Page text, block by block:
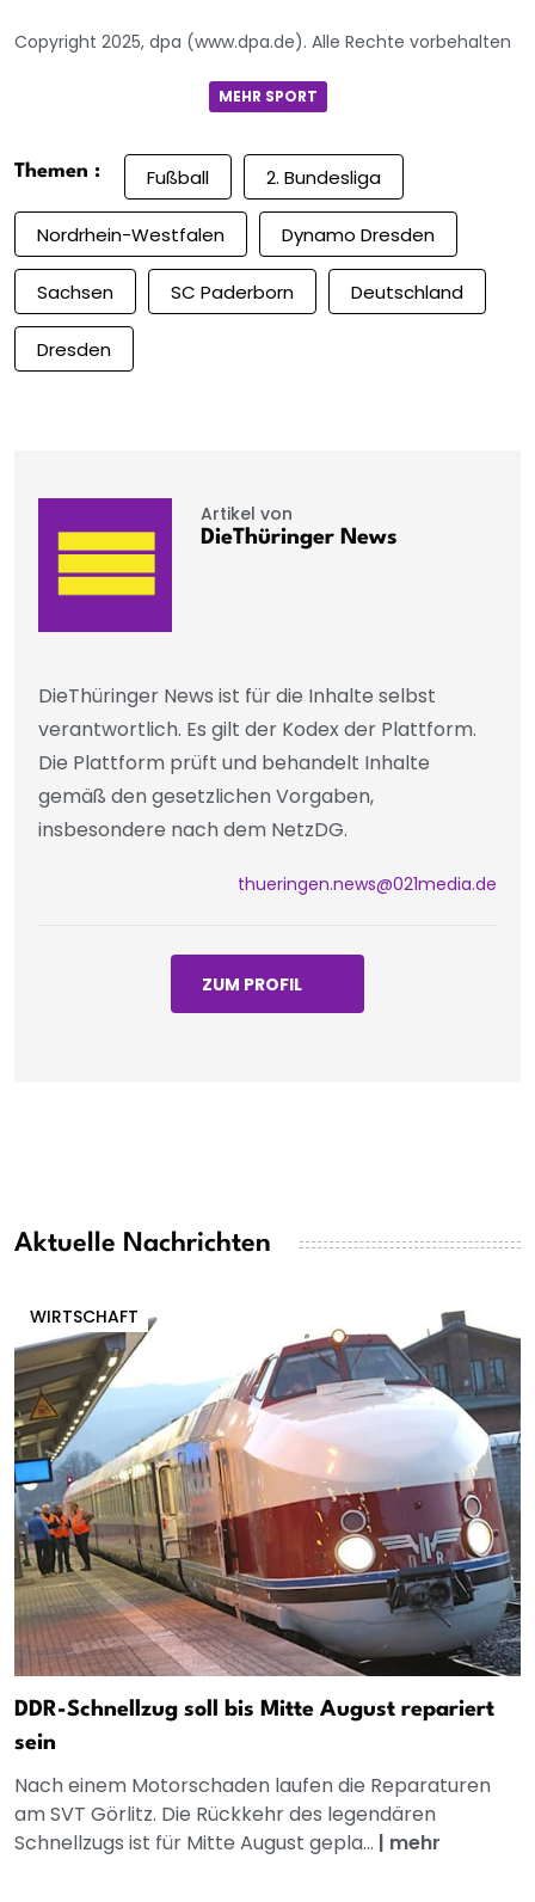
Copyright 2025, dpa (www.dpa.de). Alle Rechte vorbehalten
MEHR SPORT
Themen : Fußball 2. Bundesliga
Nordrhein-Westfalen Dynamo Dresden
Sachsen SC Paderborn Deutschland
Dresden
Artikel von
DieThüringer News
DieThüringer News ist für die Inhalte selbst
verantwortlich. Es gilt der Kodex der Plattform.
Die Plattform prüft und behandelt Inhalte
gemäß den gesetzlichen Vorgaben,
insbesondere nach dem NetzDG.
thueringen.news@021media.de
ZUM PROFIL
Aktuelle Nachrichten
WIRTSCHAFT
DDR-Schnellzug soll bis Mitte August repariert
sein
Nach einem Motorschaden laufen die Reparaturen
am SVT Görlitz. Die Rückkehr des legendären
Schnellzugs ist für Mitte August gepla... | mehr